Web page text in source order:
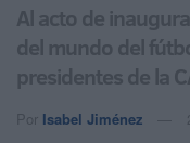
Al acto de
del mundo del
presidentes de la
Por Isabel Jiménez